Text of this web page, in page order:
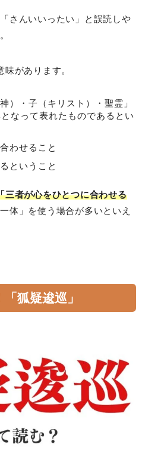
さんいいったい」と誤読しや
があります。
）・子（キリスト）・聖霊」
なって表れたものであるとい
わせること
ということ
三者が心をひとつに合わせる
体」を使う場合が多いといえ
狐疑逡巡」